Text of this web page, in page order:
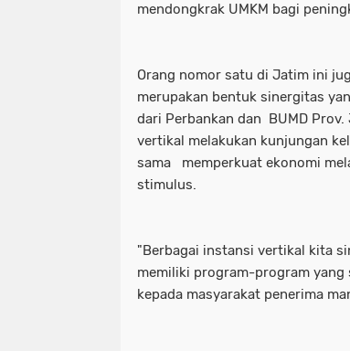
mendongkrak UMKM bagi
Orang nomor satu di Jatim ini
merupakan bentuk sinergitas
dari Perbankan dan BUMD
vertikal melakukan kunjungan
sama memperkuat ekonomi
stimulus.
"Berbagai instansi vertikal kita
memiliki program-program
kepada masyarakat penerima